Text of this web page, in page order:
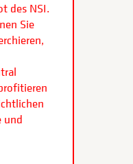
des NSI.
Sie
und